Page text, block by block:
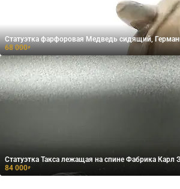
Статуэтка фарфоровая Медведь сидящий,
68 000₽
Статуэтка Такса лежащая на спине Фабрика Карл
84 000₽